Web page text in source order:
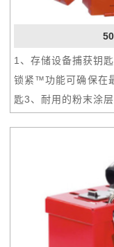
1、存储设备捕获钥
锁紧™功能可确保在
匙3、耐用的粉末涂